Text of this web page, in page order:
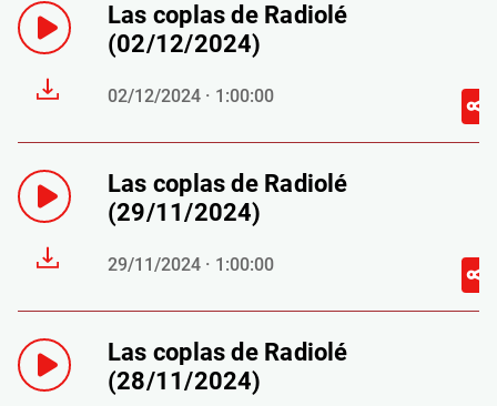
Las coplas de Radiolé
(02/12/2024)
02/12/2024 · 1:00:00
Las coplas de Radiolé
(29/11/2024)
29/11/2024 · 1:00:00
Las coplas de Radiolé
(28/11/2024)